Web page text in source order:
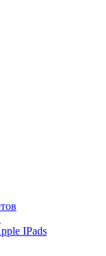
IPads